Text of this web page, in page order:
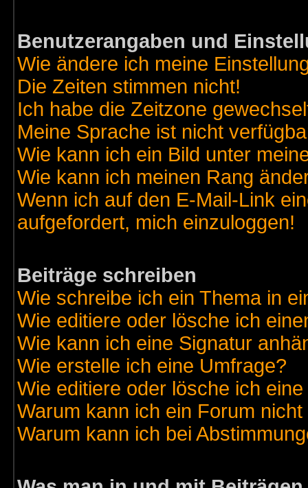
Benutzerangaben und
Wie ändere ich meine
Die Zeiten stimmen nicht!
Ich habe die Zeitzone
Meine Sprache ist nicht
Wie kann ich ein Bild unter
Wie kann ich meinen Rang
Wenn ich auf den E-Mail-Link
aufgefordert, mich einzuloggen!
Beiträge schreiben
Wie schreibe ich ein Thema in
Wie editiere oder lösche ich
Wie kann ich eine Signatur
Wie erstelle ich eine Umfrage?
Wie editiere oder lösche ich
Warum kann ich ein Forum
Warum kann ich bei